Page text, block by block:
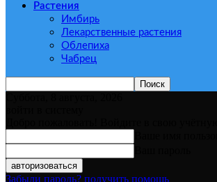
Растения
Имбирь
Лекарственные растения
Облепиха
Чабрец
Забыли пароль? получить помощь